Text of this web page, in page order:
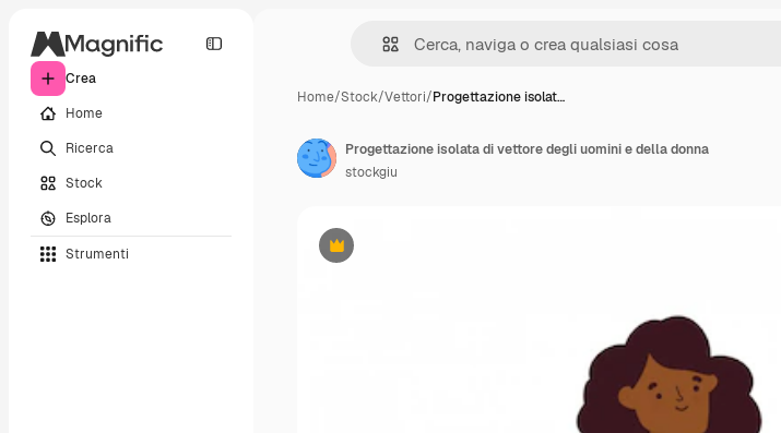
Crea
Home
Ricerca
Stock
Esplora
Strumenti
Home/Stock/Vettori/Progettazione isolat…
Premium
Progettazione isolata di vettore degli uomini e della donna
stockgiu